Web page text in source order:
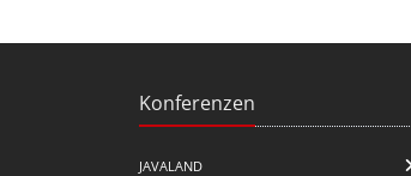
Konferenzen
JAVALAND